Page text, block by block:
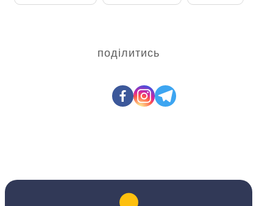
поділитись